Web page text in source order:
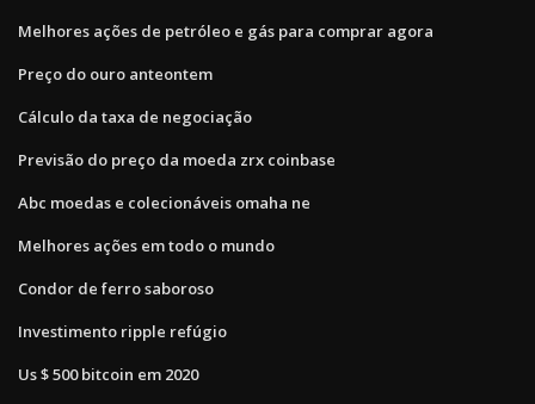
Melhores ações de petróleo e gás para comprar agora
Preço do ouro anteontem
Cálculo da taxa de negociação
Previsão do preço da moeda zrx coinbase
Abc moedas e colecionáveis ​​omaha ne
Melhores ações em todo o mundo
Condor de ferro saboroso
Investimento ripple refúgio
Us $ 500 bitcoin em 2020